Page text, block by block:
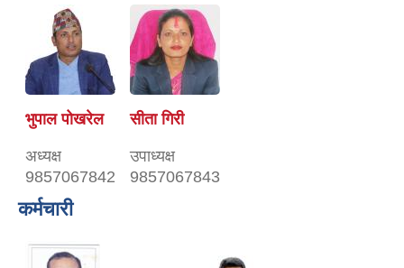
भुपाल पोखरेल
अध्यक्ष
9857067842
सीता गिरी
उपाध्यक्ष
9857067843
कर्मचारी